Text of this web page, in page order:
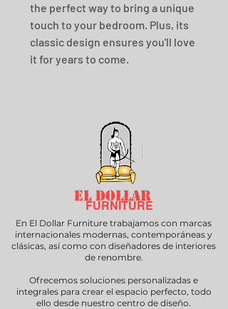
the perfect way to bring a unique
touch to your bedroom. Plus, its
classic design ensures you'll love
it for years to come.
EL DOLLAR
FURNITURE
En El Dollar Furniture trabajamos con marcas
internacionales modernas, contemporáneas y
clásicas, así como con diseñadores de interiores
de renombre.
Ofrecemos soluciones personalizadas e
integrales para crear el espacio perfecto, todo
ello desde nuestro centro de diseño.